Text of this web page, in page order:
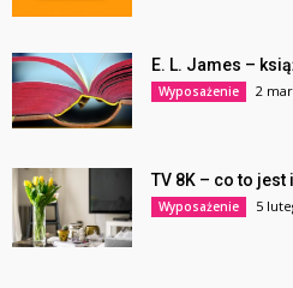
E. L. James –
Wyposażenie 2
TV 8K – co to
Wyposażenie 5